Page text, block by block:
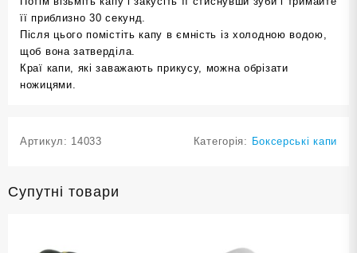
її приблизно 30 секунд.
Після цього помістіть капу в ємність із холодною водою,
щоб вона затверділа.
Краї капи, які заважають прикусу, можна обрізати
ножицями.
Артикул: 14033 Категорія: Боксерські капи
Супутні товари